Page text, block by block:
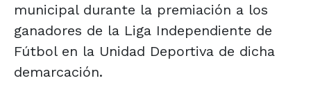
municipal durante la premiación a los
ganadores de la Liga Independiente de
Fútbol en la Unidad Deportiva de dicha
demarcación.